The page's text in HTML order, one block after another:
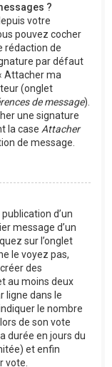
?
votre
pouvez cocher
rédaction de
par défaut
Attacher ma
(onglet
de message).
une signature
la case Attacher
de message.
d’un
message d’un
sur l’onglet
le voyez pas,
des
au moins deux
ligne dans le
le nombre
de son vote
durée en jours du
et enfin
vote.